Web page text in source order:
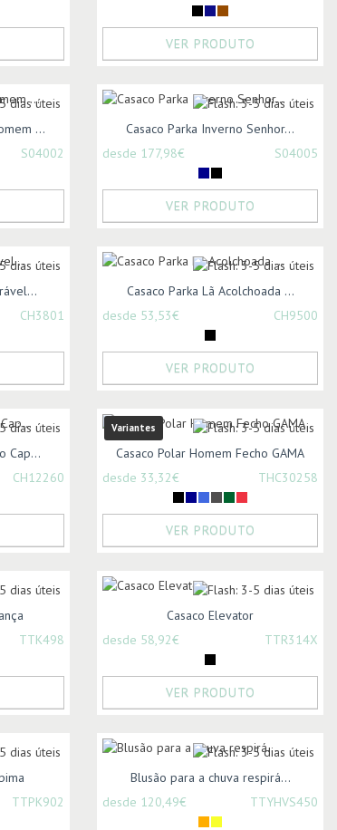
VER PRODUTO
...
S04002
Casaco Parka Inverno Senhor...
desde 177,98€
S04005
VER PRODUTO
CH3801
Casaco Parka Lã Acolchoada ...
desde 53,53€
CH9500
VER PRODUTO
Cap...
CH12260
Variantes
Casaco Polar Homem Fecho GAMA
desde 33,32€
THC30258
VER PRODUTO
TTK498
Casaco Elevator
desde 58,92€
TTR314X
VER PRODUTO
TTPK902
Blusão para a chuva respirá...
desde 120,49€
TTYHVS450